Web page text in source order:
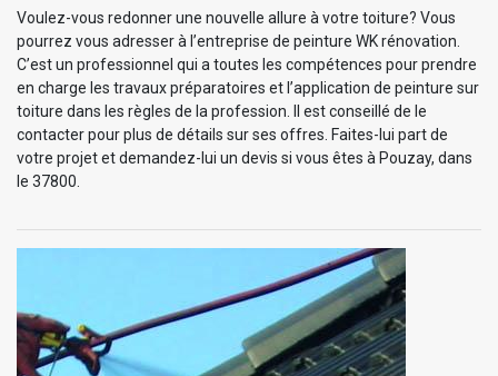
Voulez-vous redonner une nouvelle allure à votre toiture? Vous
pourrez vous adresser à l’entreprise de peinture WK rénovation.
C’est un professionnel qui a toutes les compétences pour prendre
en charge les travaux préparatoires et l’application de peinture sur
toiture dans les règles de la profession. Il est conseillé de le
contacter pour plus de détails sur ses offres. Faites-lui part de
votre projet et demandez-lui un devis si vous êtes à Pouzay, dans
le 37800.